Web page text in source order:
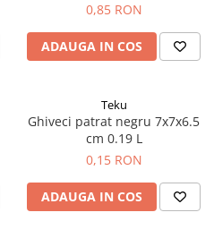
0,85 RON
ADAUGA IN COS
Teku
Ghiveci patrat negru 7x7x6.5
cm 0.19 L
0,15 RON
ADAUGA IN COS